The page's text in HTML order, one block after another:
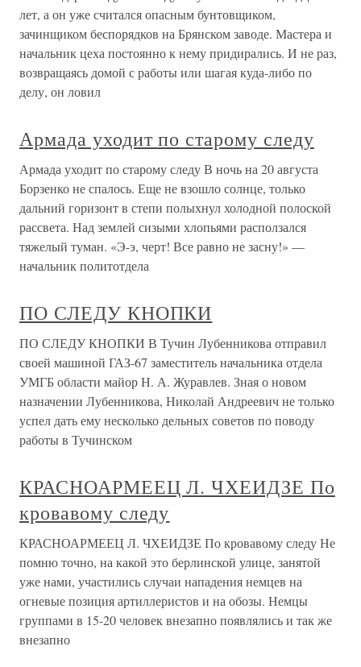
лет, а он уже считался опасным бунтовщиком,
зачинщиком беспорядков на Брянском заводе. Мастера и
начальник цеха постоянно к нему придирались. И не раз,
возвращаясь домой с работы или шагая куда-либо по
делу, он ловил
Армада уходит по старому следу
Армада уходит по старому следу В ночь на 20 августа
Борзенко не спалось. Еще не взошло солнце, только
дальний горизонт в степи полыхнул холодной полоской
рассвета. Над землей сизыми хлопьями расползался
тяжелый туман. «Э-э, черт! Все равно не засну!» —
начальник политотдела
ПО СЛЕДУ КНОПКИ
ПО СЛЕДУ КНОПКИ В Тучин Лубенникова отправил
своей машиной ГАЗ-67 заместитель начальника отдела
УМГБ области майор Н. А. Журавлев. Зная о новом
назначении Лубенникова, Николай Андреевич не только
успел дать ему несколько дельных советов по поводу
работы в Тучинском
КРАСНОАРМЕЕЦ Л. ЧХЕИДЗЕ По
кровавому следу
КРАСНОАРМЕЕЦ Л. ЧХЕИДЗЕ По кровавому следу Не
помню точно, на какой это берлинской улице, занятой
уже нами, участились случаи нападения немцев на
огневые позиция артиллеристов и на обозы. Немцы
группами в 15-20 человек внезапно появлялись и так же
внезапно